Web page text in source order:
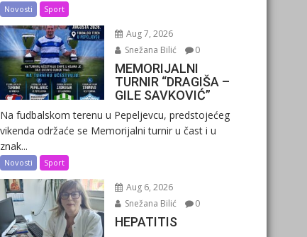
Novosti Sport
Aug 7, 2026
Snežana Bilić
0
MEMORIJALNI
TURNIR “DRAGIŠA –
GILE SAVKOVIĆ”
Na fudbalskom terenu u Pepeljevcu, predstojećeg
vikenda održaće se Memorijalni turnir u čast i u
znak...
Novosti Sport
Aug 6, 2026
Snežana Bilić
0
HEPATITIS